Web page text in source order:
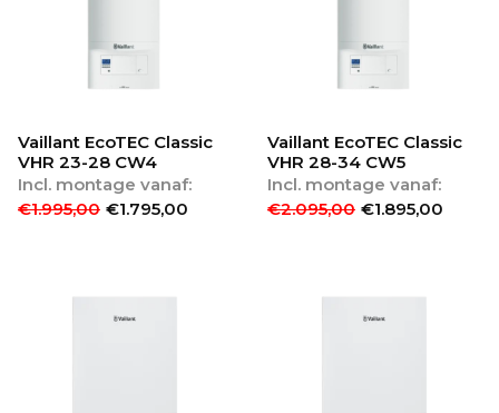
Vaillant EcoTEC Classic
VHR 23-28 CW4
Incl. montage vanaf:
€1.995,00 €1.795,00
Vaillant EcoTEC Classic
VHR 28-34 CW5
Incl. montage vanaf:
€2.095,00 €1.895,00